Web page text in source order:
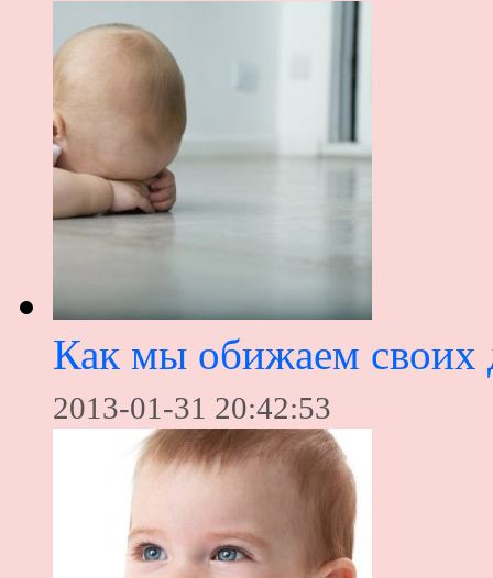
Как мы обижаем своих
2013-01-31 20:42:53